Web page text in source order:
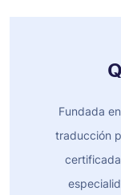
Fundada
traducción